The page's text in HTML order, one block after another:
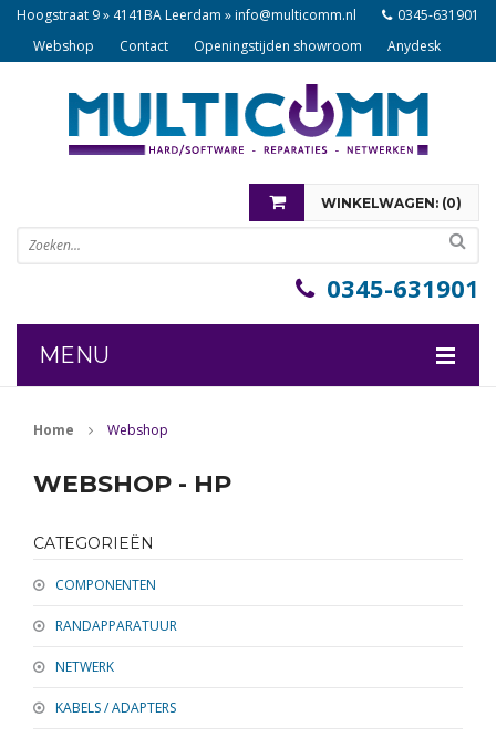
Hoogstraat 9 » 4141BA Leerdam »info@multicomm.nl
0345-631901
Webshop
Contact Openingstijden showroom Anydesk
WINKELWAGEN: (0)
U heeft nog geen items in uw winkelwagen
0345-631901
MENU
SOFTWARE
NETWERK
KABELS / ADAPTERS
Home Webshop
WEBSHOP - HP
CATEGORIEËN
COMPONENTEN
RANDAPPARATUUR
NETWERK
KABELS / ADAPTERS